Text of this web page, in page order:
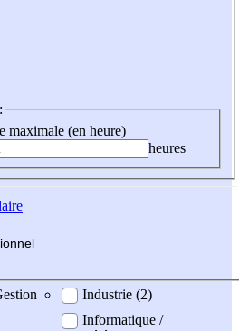
maximale (en heure)
heures
Industrie (2)
Informatique /